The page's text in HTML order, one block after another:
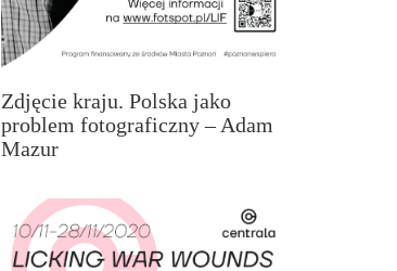
Zdjęcie kraju. Polska jako
problem fotograficzny – Adam
Mazur